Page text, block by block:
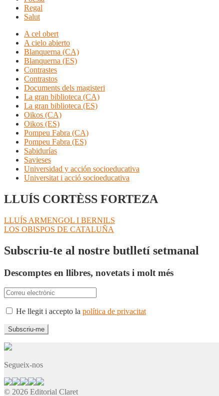
Regal
Salut
A cel obert
A cielo abierto
Blanquerna (CA)
Blanquerna (ES)
Contrastes
Contrastos
Documents dels magisteri
La gran biblioteca (CA)
La gran biblioteca (ES)
Oikos (CA)
Oikos (ES)
Pompeu Fabra (CA)
Pompeu Fabra (ES)
Sabidurías
Savieses
Universidad y acción socioeducativa
Universitat i acció socioeducativa
LLUÍS CORTÈSS FORTEZA
Navegació
d'entrades
Entrada
anterior:
LLUÍS ARMENGOL I BERNILS
Pròxima
LOS OBISPOS DE CATALUÑA
Subscriu-te al nostre butlletí setmanal
Descomptes en llibres, novetats i molt més
He llegit i accepto la política de privacitat
Segueix-nos
© 2026 Editorial Claret